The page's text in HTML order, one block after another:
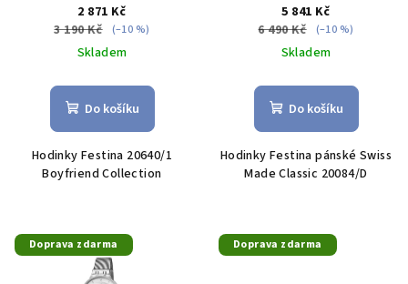
2 871 Kč
3 190 Kč
(–10 %)
Skladem
Do košíku
Hodinky Festina 20640/1
Boyfriend Collection
5 841 Kč
6 490 Kč
(–10 %)
Skladem
Do košíku
Hodinky Festina pánské Swiss
Made Classic 20084/D
Doprava zdarma Doprava zdarma